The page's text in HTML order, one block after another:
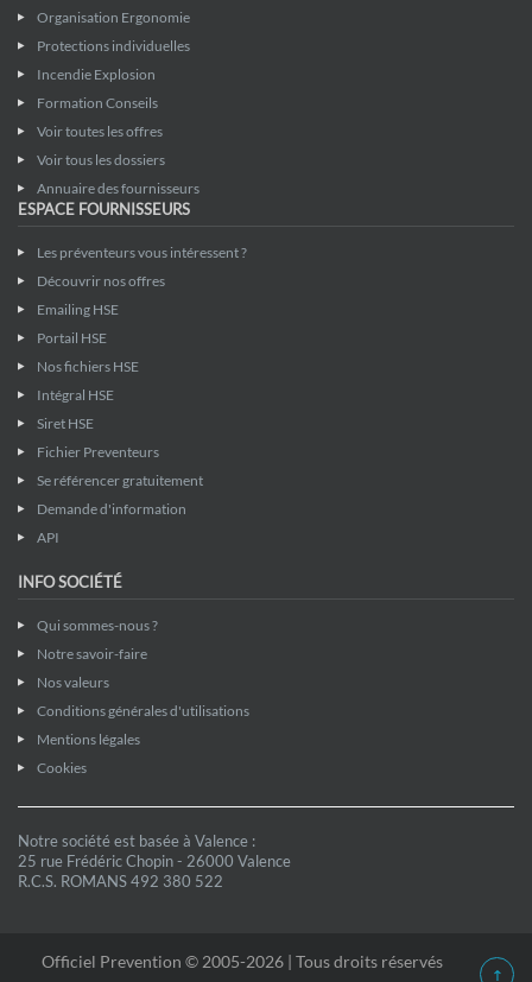
Organisation Ergonomie
Protections individuelles
Incendie Explosion
Formation Conseils
Voir toutes les offres
Voir tous les dossiers
Annuaire des fournisseurs
ESPACE FOURNISSEURS
Les préventeurs vous intéressent ?
Découvrir nos offres
Emailing HSE
Portail HSE
Nos fichiers HSE
Intégral HSE
Siret HSE
Fichier Preventeurs
Se référencer gratuitement
Demande d'information
API
INFO SOCIÉTÉ
Qui sommes-nous ?
Notre savoir-faire
Nos valeurs
Conditions générales d'utilisations
Mentions légales
Cookies
Notre société est basée à Valence :
25 rue Frédéric Chopin - 26000 Valence
R.C.S. ROMANS 492 380 522
Officiel Prevention © 2005-2026 | Tous droits réservés